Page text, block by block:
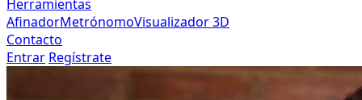
Herramientas
AfinadorMetrónomoVisualizador 3D
Contacto
Entrar Regístrate